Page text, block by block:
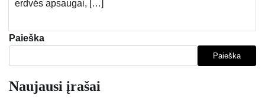
erdvės apsaugai, […]
Paieška
Paieška
Naujausi įrašai